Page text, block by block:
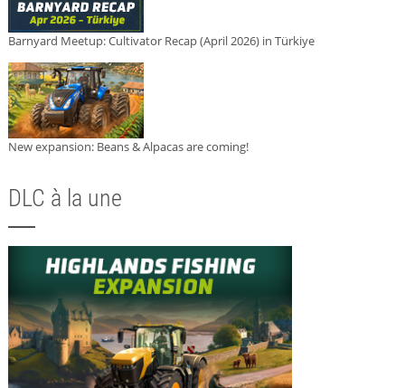
Barnyard Meetup: Cultivator Recap (April 2026) in Türkiye
New expansion: Beans & Alpacas are coming!
DLC à la une